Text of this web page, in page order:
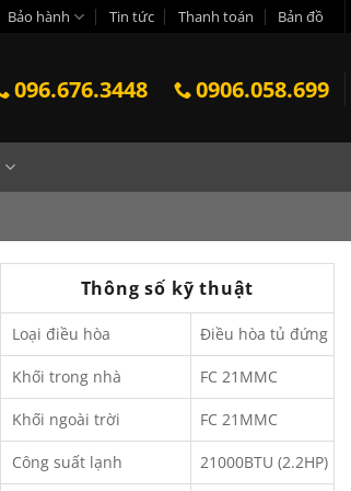
Bảo hành Tin tức Thanh toán Bản đồ
096.676.3448 0906.058.699
Thông số kỹ thuật
Loại điều hòa Điều hòa tủ đứng
Khối trong nhà FC 21MMC
Khối ngoài trời FC 21MMC
Công suất lạnh 21000BTU (2.2HP)